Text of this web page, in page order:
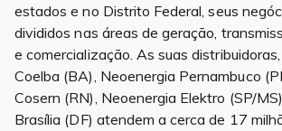
estados e no Distrito Federal, seus
divididos nas áreas de geração,
e comercialização. As suas
Coelba (BA), Neoenergia Pernambuco
Cosern (RN), Neoenergia Elektro (SP/
Brasília (DF) atendem a cerca de 17